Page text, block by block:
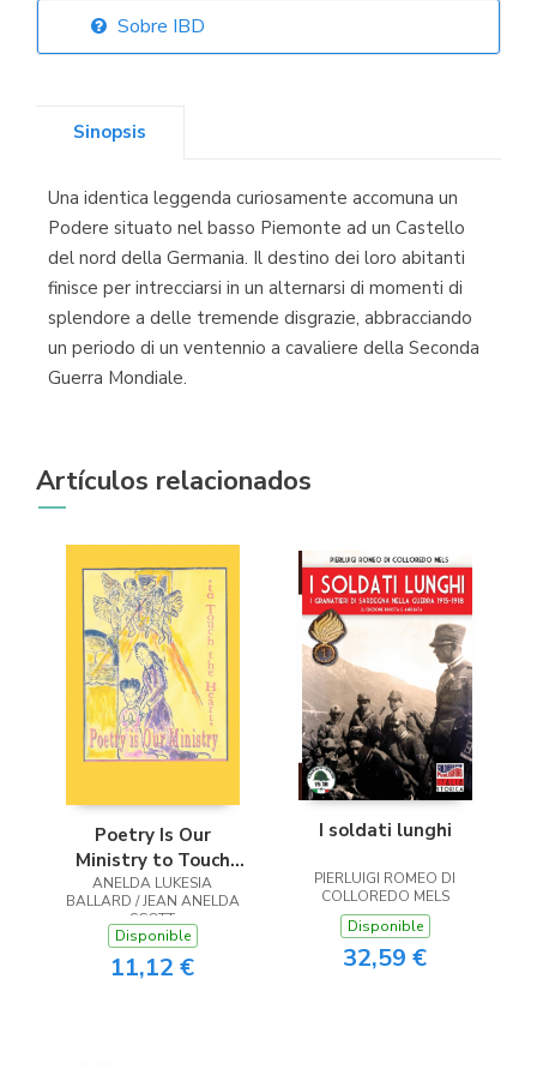
Librería Elías
Librería Kolima
(Madrid)
Librería Proteo
Sobre IBD
Sinopsis
Una identica leggenda curiosamente accomuna un
Podere situato‎ nel basso Piemonte ad un Castello
del nord della Germania. Il destino dei loro abitanti
finisce per intrecciarsi in un alternarsi di momenti di
splendore a delle tremende disgrazie, abbracciando
un periodo di un ventennio a cavaliere della Seconda
Guerra Mondiale.
Artículos relacionados
Poetry Is Our
Ministry to Touch
the Heart
ANELDA LUKESIA
BALLARD / JEAN ANELDA
SCOTT
Disponible
11,12 €
I soldati lunghi
PIERLUIGI ROMEO DI
COLLOREDO MELS
Disponible
32,59 €